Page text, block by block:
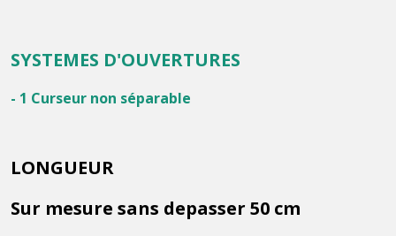
SYSTEMES D'OUVERTURES
- 1 Curseur non séparable
LONGUEUR
Sur mesure sans depasser 50 cm